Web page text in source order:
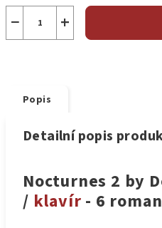
+
−
Popis
Detailní popis
Nocturnes 2 by
/ klavír - 6